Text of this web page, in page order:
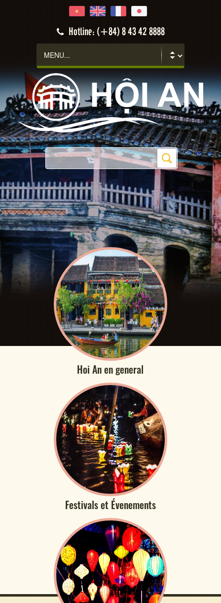
Hotline: (+84) 8 43 42 8888
Hoi An en general
Festivals et Évenements